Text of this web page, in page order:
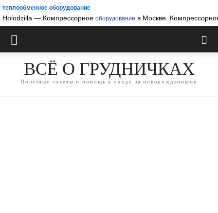
теплообменное оборудование
Holodzilla — Компрессорное оборудование в Москве.
ВСЁ О ГРУДНИЧКАХ
Полезные советы и помощь в уходе за новорожденными